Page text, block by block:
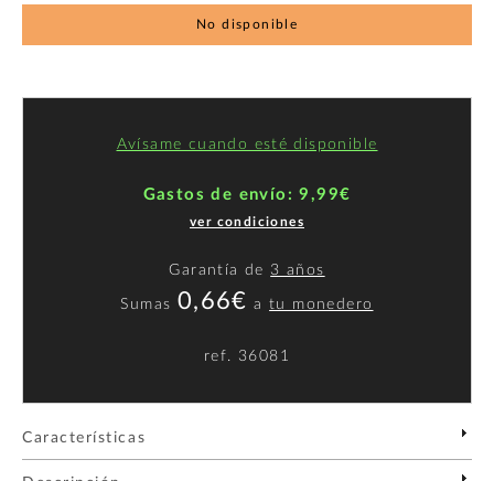
No disponible
Avísame cuando esté disponible
Gastos de envío: 9,99€
ver condiciones
Garantía de 3 años
Sumas 0,66€ atu monedero
ref. 36081
Características